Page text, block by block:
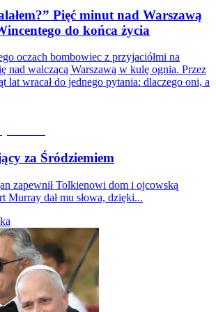
Pięć minut nad Warszawą
do końca życia
oczach bombowiec z przyjaciółmi na
nad walczącą Warszawą w kulę ognia. Przez
lat wracał do jednego pytania: dlaczego oni, a
za Śródziemiem
zapewnił Tolkienowi dom i ojcowską
Murray dał mu słowa, dzięki...